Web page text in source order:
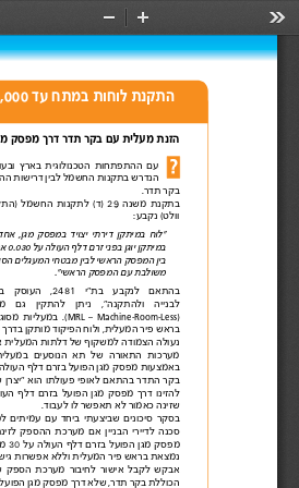
Zoom
התקנת לוחות במתח עד
מגן בדירת מגורים מפסק הזנת מעלית עם בקר תדר דרך
ובעולם בארץ הטכנולוגית ההתפתחות
עם
ההתקנה דרישות לבין החשמל בתקנות
הנדרש
תדר .
בקר
)התקנת החשמל לתקנות (  ד) 29 משנה
בתקנת
נקבע:
וולט  (
אחד מגן , במפסק יצויד דירתי במיתקן
“לוח
0.030 על העולה דלף זרם בפני יוגן
במיתקן
הסופיים , המעגלים מבטחי לבין הראשי המפסק
בין
משולבת עם המפסק הראשי“.
העוסק ,2481 בת“י לנקבע
בהתאם
מעליות גם להתקין ניתן ולהתקנה“  ,
לבנייה
מסוג במעליות .( MRL –  Machine-Room-Less)
בדרך מותקן הפיקוד ולוח , המעלית פיר
בראש
המעלית או במשקוף דלתות למשקוף של הצמודה
נעולה
במעלית הנוסעים תא של התאורה
מערכות
העולה
באמצעות מפסק מגן הפועל בזרם דלף
של יצרן הוא  “ פעולתו לאופי בהתאם התדר
בקר
העולה דלף בזרם הפועל מגן מפסק דרך
להזינו
לעבוד .
לא תאפשר לו כאמור
שזינה
למקצוע עמיתים עם ביחד שביצעתי סיכונים
בסקר
לזינת ההספק מערכת אם הבניין לדיירי
סכנה
מילי 30 על העולה דלף בזרם הפועל מגן
מפסק
נמצאת בראש פיר המעלית וללא אפשרות
של הספק מערכת לחיבור אישור לקבל
אבקש
הפועל מגן מפסק דרך שלא תדר  , בקר
הכוללת